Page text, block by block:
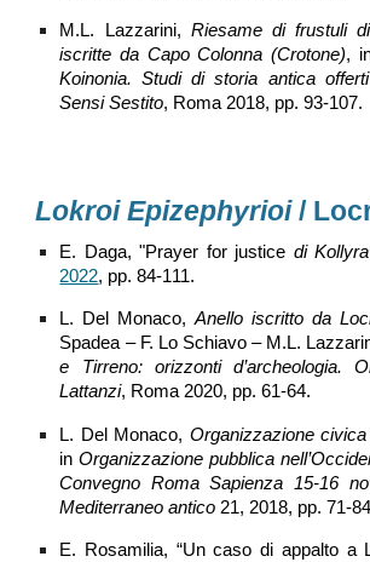
M.L. Lazzarini, Riesame di frustuli
iscritte da Capo Colonna (Crotone),
Koinonia. Studi di storia antica
Sensi Sestito, Roma 2018, pp. 93-107.
Lokroi Epizephyrioi/
E. Daga, "Prayer for justice di
2022, pp.84-111.
L. Del Monaco,Anello iscritto da
Spadea – F. Lo Schiavo – M.L.
e Tirreno: orizzonti d’archeologia.
Lattanzi, Roma 2020, pp. 61-64.
L. Del Monaco, Organizzazione
inOrganizzazione pubblica
Convegno Roma Sapienza 15-16
Mediterraneo antico 21, 2018, pp. 71-
E. Rosamilia, “Un caso di appalto a